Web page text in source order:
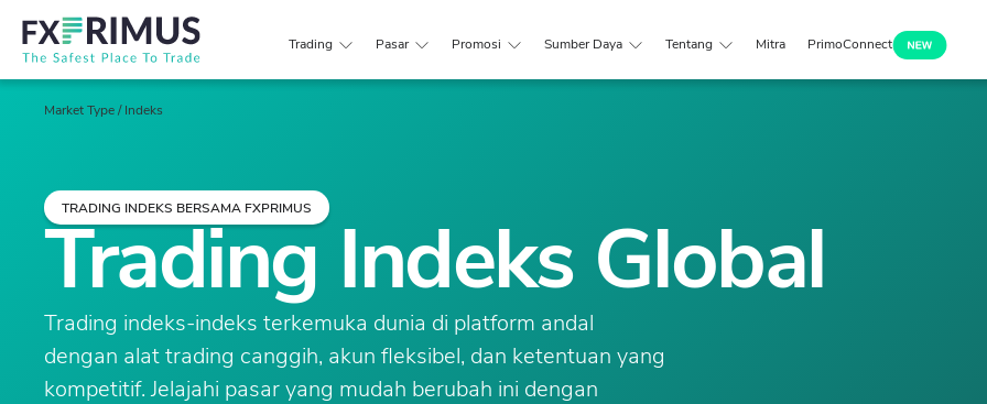
Trading Pasar Promosi Sumber Daya Tentang Mitra PrimoConnect
TRADING INDEKS BERSAMA FXPRIMUS
Trading Indeks Global
Trading indeks-indeks terkemuka dunia di platform andal
dengan alat trading canggih, akun fleksibel, dan ketentuan yang
kompetitif. Jelajahi pasar yang mudah berubah ini dengan
Market Type / Indeks